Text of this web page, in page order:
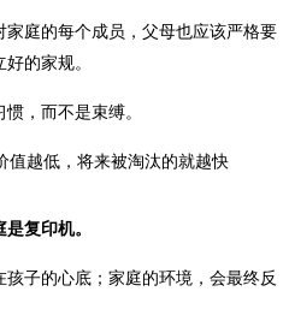
庭的每个成员，父母也应该严格要
的家规。
，而不是束缚。
复印机。
子的心底；家庭的环境，会最终反